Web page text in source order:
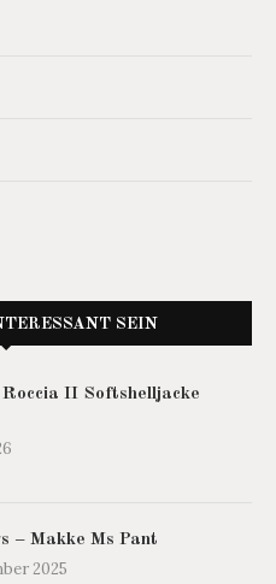
SEIN
Roccia II Softshelljacke
– Makke Ms Pant
2025